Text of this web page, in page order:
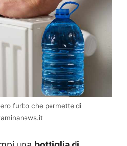
furbo che permette di